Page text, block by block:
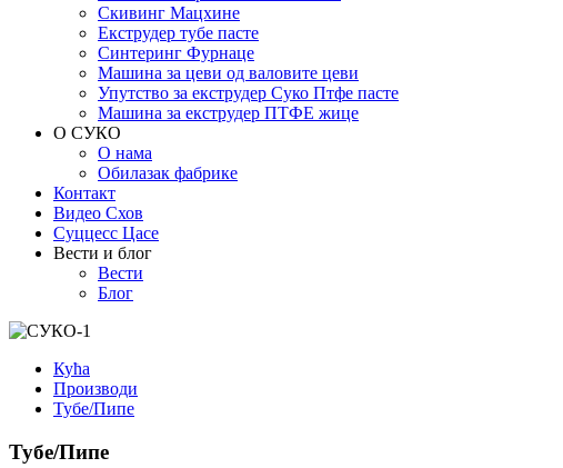
Скивинг Мацхине
Екструдер тубе пасте
Синтеринг Фурнаце
Машина за цеви од валовите цеви
Упутство за екструдер Суко Птфе пасте
Машина за екструдер ПТФЕ жице
О СУКО
О нама
Обилазак фабрике
Контакт
Видео Схов
Суццесс Цасе
Вести и блог
Вести
Блог
Кућа
Производи
Тубе/Пипе
Тубе/Пипе